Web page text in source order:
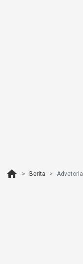
home Berita Advetorial